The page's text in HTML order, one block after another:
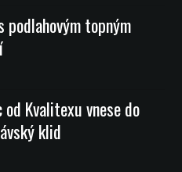
podlahovým topným
od Kvalitexu vnese do
klid